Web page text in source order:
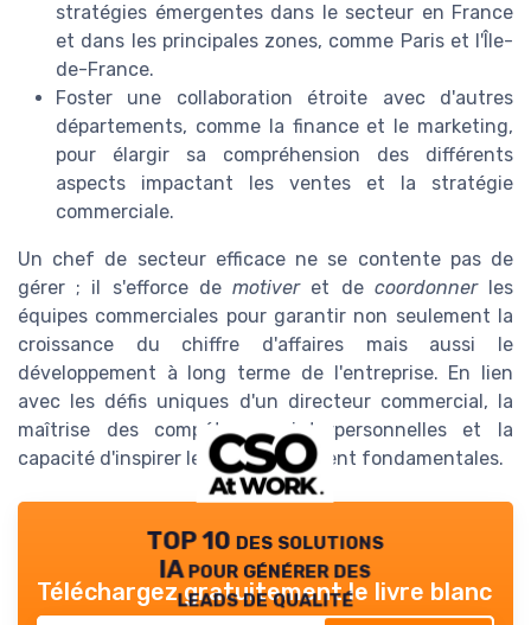
stratégies émergentes dans le secteur en France
et dans les principales zones, comme Paris et l'Île-
de-France.
Foster une collaboration étroite avec d'autres
départements, comme la finance et le marketing,
pour élargir sa compréhension des différents
aspects impactant les ventes et la stratégie
commerciale.
Un chef de secteur efficace ne se contente pas de
gérer ; il s'efforce demotiveret de coordonnerles
équipes commerciales pour garantir non seulement la
croissance du chiffre d'affaires mais aussi le
développement à long terme de l'entreprise. En lien
avec les défis uniques d'un directeur commercial, la
maîtrise des compétences interpersonnelles et la
capacité d'inspirer les équipes restent fondamentales.
TOP 10 des solutions
IA pour générer des
leads de qualité
Téléchargez gratuitement le livre blanc